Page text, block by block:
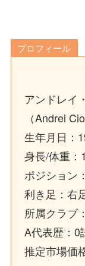
プロフィール
アンドレイ
（Andrei
生年月日：
身長/体重：
ポジション
利き足：右
所属クラブ
A代表歴：0
推定市場価